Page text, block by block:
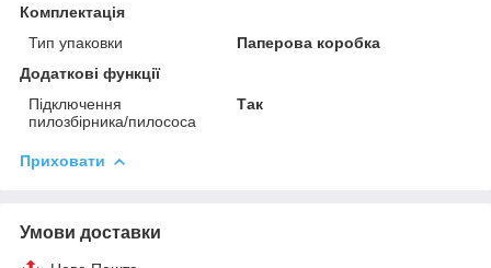
Комплектація
Тип упаковки
Паперова коробка
Додаткові функції
Підключення
пилозбірника/пилососа
Так
Приховати
Умови доставки